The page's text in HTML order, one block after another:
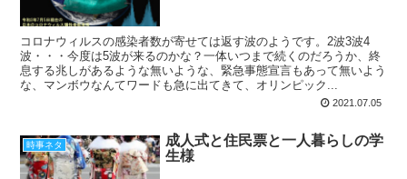
コロナウィルスの感染者数が寄せては返す波のようです。2波3波4
波・・・今度は5波が来るのかな？一体いつまで続くのだろうか、終
息する兆しがあるような無いような、緊急事態宣言もあって無いよう
な、マンボウなんてワードも急に出てきて、オリンピック...
2021.07.05
時事ネタ
成人式と住民票と一人暮らしの学
生様